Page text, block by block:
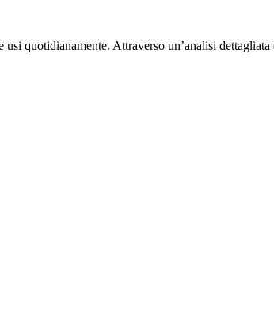
quotidianamente. Attraverso un’analisi